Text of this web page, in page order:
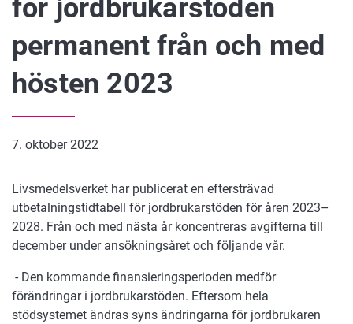
för jordbrukarstöden
permanent från och med
hösten 2023
7. oktober 2022
Livsmedelsverket har publicerat en eftersträvad
utbetalningstidtabell för jordbrukarstöden för åren 2023–
2028. Från och med nästa år koncentreras avgifterna till
december under ansökningsåret och följande vår.
- Den kommande finansieringsperioden medför
förändringar i jordbrukarstöden. Eftersom hela
stödsystemet ändras syns ändringarna för jordbrukaren